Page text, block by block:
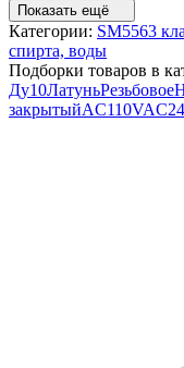
Показать ещё
Категории: SM5563
спирта, воды
Подборки товаров в
Ду10ЛатуньРезьбовое
закрытыйAC110V